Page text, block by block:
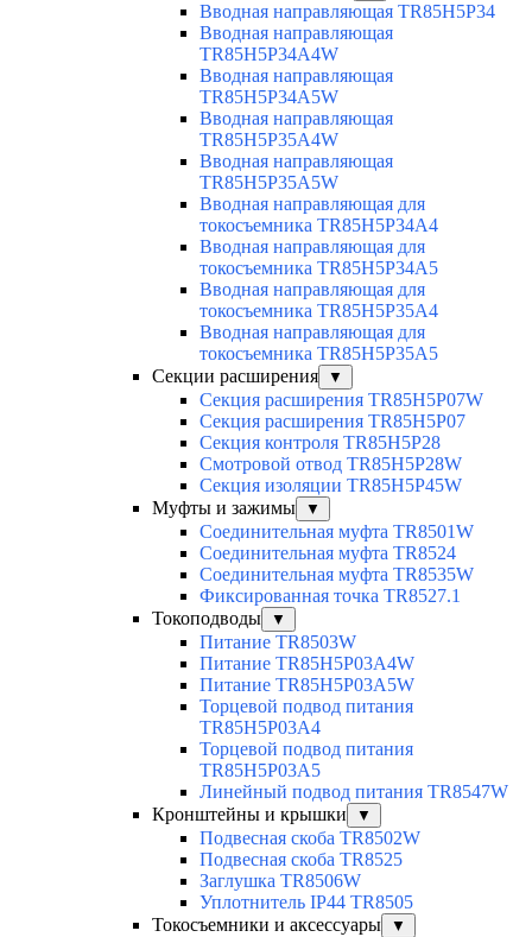
Вводная направляющая TR85H5P34
Вводная направляющая
TR85H5P34A4W
Вводная направляющая
TR85H5P34A5W
Вводная направляющая
TR85H5P35A4W
Вводная направляющая
TR85H5P35A5W
Вводная направляющая для
токосъемника TR85H5P34A4
Вводная направляющая для
токосъемника TR85H5P34A5
Вводная направляющая для
токосъемника TR85H5P35A4
Вводная направляющая для
токосъемника TR85H5P35A5
Секции расширения
▼
Секция расширения TR85H5P07W
Секция расширения TR85H5P07
Секция контроля TR85H5P28
Смотровой отвод TR85H5P28W
Секция изоляции TR85H5P45W
Муфты и зажимы
▼
Соединительная муфта TR8501W
Соединительная муфта TR8524
Соединительная муфта TR8535W
Фиксированная точка TR8527.1
Токоподводы
▼
Питание TR8503W
Питание TR85H5P03A4W
Питание TR85H5P03A5W
Торцевой подвод питания
TR85H5P03A4
Торцевой подвод питания
TR85H5P03A5
Линейный подвод питания TR8547W
Кронштейны и крышки
▼
Подвесная скоба TR8502W
Подвесная скоба TR8525
Заглушка TR8506W
Уплотнитель IP44 TR8505
Токосъемники и аксессуары
▼